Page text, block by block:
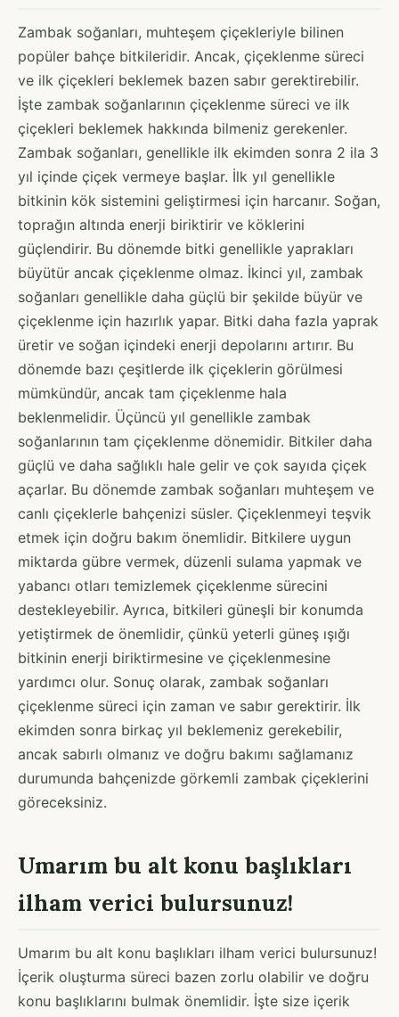
Zambak soğanları, muhteşem çiçekleriyle bilinen
popüler bahçe bitkileridir. Ancak, çiçeklenme süreci
ve ilk çiçekleri beklemek bazen sabır gerektirebilir.
İşte zambak soğanlarının çiçeklenme süreci ve ilk
çiçekleri beklemek hakkında bilmeniz gerekenler.
Zambak soğanları, genellikle ilk ekimden sonra 2 ila 3
yıl içinde çiçek vermeye başlar. İlk yıl genellikle
bitkinin kök sistemini geliştirmesi için harcanır. Soğan,
toprağın altında enerji biriktirir ve köklerini
güçlendirir. Bu dönemde bitki genellikle yaprakları
büyütür ancak çiçeklenme olmaz. İkinci yıl, zambak
soğanları genellikle daha güçlü bir şekilde büyür ve
çiçeklenme için hazırlık yapar. Bitki daha fazla yaprak
üretir ve soğan içindeki enerji depolarını artırır. Bu
dönemde bazı çeşitlerde ilk çiçeklerin görülmesi
mümkündür, ancak tam çiçeklenme hala
beklenmelidir. Üçüncü yıl genellikle zambak
soğanlarının tam çiçeklenme dönemidir. Bitkiler daha
güçlü ve daha sağlıklı hale gelir ve çok sayıda çiçek
açarlar. Bu dönemde zambak soğanları muhteşem ve
canlı çiçeklerle bahçenizi süsler. Çiçeklenmeyi teşvik
etmek için doğru bakım önemlidir. Bitkilere uygun
miktarda gübre vermek, düzenli sulama yapmak ve
yabancı otları temizlemek çiçeklenme sürecini
destekleyebilir. Ayrıca, bitkileri güneşli bir konumda
yetiştirmek de önemlidir, çünkü yeterli güneş ışığı
bitkinin enerji biriktirmesine ve çiçeklenmesine
yardımcı olur. Sonuç olarak, zambak soğanları
çiçeklenme süreci için zaman ve sabır gerektirir. İlk
ekimden sonra birkaç yıl beklemeniz gerekebilir,
ancak sabırlı olmanız ve doğru bakımı sağlamanız
durumunda bahçenizde görkemli zambak çiçeklerini
göreceksiniz.
Umarım bu alt konu başlıkları
ilham verici bulursunuz!
Umarım bu alt konu başlıkları ilham verici bulursunuz!
İçerik oluşturma süreci bazen zorlu olabilir ve doğru
konu başlıklarını bulmak önemlidir. İşte size içerik